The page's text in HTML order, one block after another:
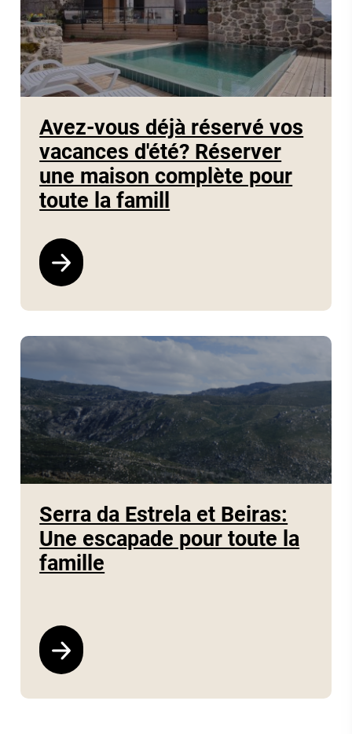
Avez-vous déjà réservé vos
vacances d'été? Réserver
une maison complète pour
toute la famill
Voir le programme
Serra da Estrela et Beiras:
Une escapade pour toute la
famille
Voir le programme